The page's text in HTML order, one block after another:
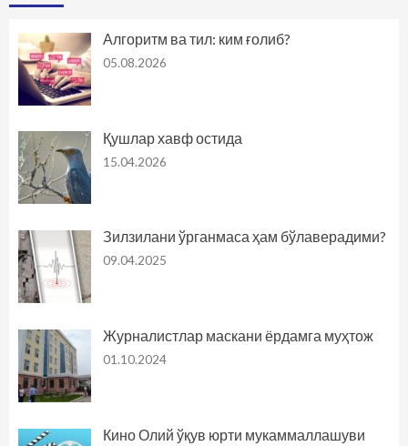
Алгоритм ва тил: ким ғолиб?
05.08.2026
Қушлар хавф остида
15.04.2026
Зилзилани ўрганмаса ҳам бўлаверадими?
09.04.2025
Журналистлар маскани ёрдамга муҳтож
01.10.2024
Кино Олий ўқув юрти мукаммаллашуви